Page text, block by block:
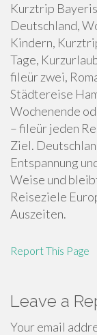
Kurztrip
Deutschland,
Kindern,
Tage,
fileür zwei,
Städtereise
Wochenende
– fileür jeden
Ziel.
Entspannung
Weise und
Reiseziele
Auszeiten.
Report This Page
Leave a
Your email